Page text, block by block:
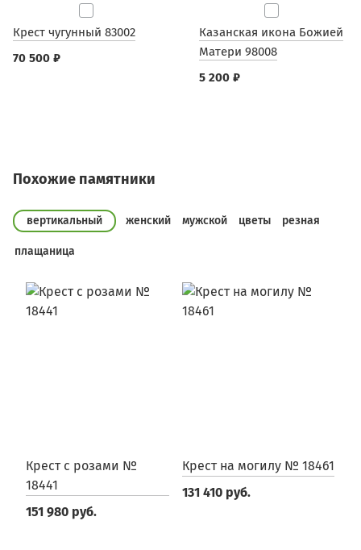
Крест чугунный 83002
70 500 ₽
Казанская икона Божией
Матери 98008
5 200 ₽
Похожие памятники
вертикальный женский мужской цветы резная
плащаница
Крест с розами №
18441
151 980 руб.
Крест на могилу № 18461
131 410 руб.